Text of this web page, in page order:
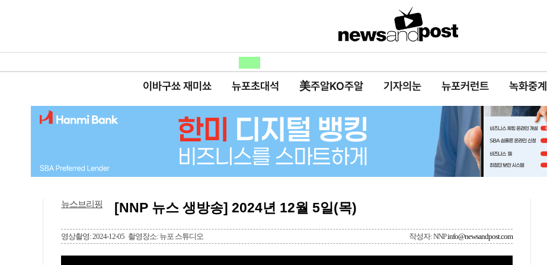
이바구쑈 재미쑈 뉴포초대석 美주알KO주알 기자의눈 뉴포커런트 녹화중계
뉴스브리핑 [NNP 뉴스 생방송] 2024년 12월 5일(목)
영상촬영: 2024-12-05 촬영장소: 뉴포 스튜디오 작성자: NNPinfo@newsandpost.com